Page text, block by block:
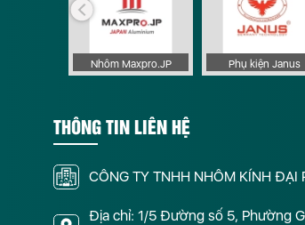
Nhôm Maxpro.JP Phụ kiện Janus
THÔNG TIN LIÊN HỆ
CÔNG TY TNHH NHÔM KÍNH ĐẠI
Địa chỉ: 1/5 Đường số 5, Phường